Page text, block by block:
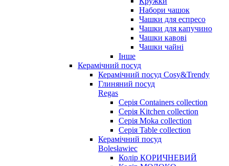
Набори чашок
Чашки для еспресо
Чашки для капучино
Чашки кавові
Чашки чайні
Інше
Керамічний посуд
Керамічний посуд Cosy&Trendy
Глиняний посуд
Regas
Серія Containers collection
Серія Kitchen collection
Серія Moka collection
Серія Table collection
Керамічний посуд
Bolesławiec
Колір КОРИЧНЕВИЙ